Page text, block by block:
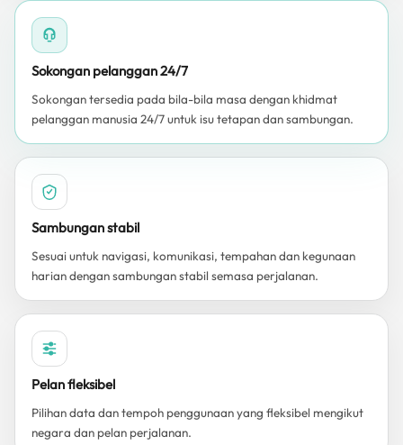
Sokongan pelanggan 24/7
Sokongan tersedia pada bila-bila masa dengan khidmat
pelanggan manusia 24/7 untuk isu tetapan dan sambungan.
Sambungan stabil
Sesuai untuk navigasi, komunikasi, tempahan dan kegunaan
harian dengan sambungan stabil semasa perjalanan.
Pelan fleksibel
Pilihan data dan tempoh penggunaan yang fleksibel mengikut
negara dan pelan perjalanan.